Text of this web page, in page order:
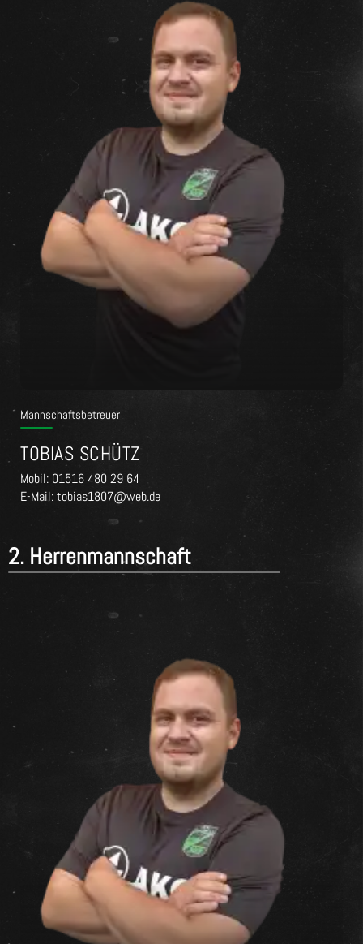
Mannschaftsbetreuer
TOBIAS SCHÜTZ
Mobil: 01516 480 29 64
E-Mail: tobias1807@web.de
2. Herrenmannschaft